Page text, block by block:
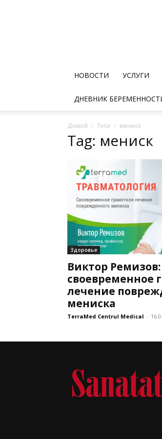
НОВОСТИ УСЛУГИ
ДНЕВНИК
Домой Теги мениск
Tag: мениск
Здоровье
Виктор Ремизов:
своевременное
лечение
мениска
TerraMed Centrul Medical -